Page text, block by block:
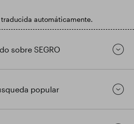
automáticamente.
sobre SEGRO
popular